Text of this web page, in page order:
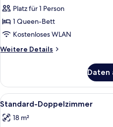
Standardzimmer,
1
Queen-
Bett
anzeigen
Platz für 1 Person
1 Queen-Bett
Kostenloses WLAN
Weitere Details
Weitere
1
Queen-
Bett
Daten
Alle
Fotos
für
6
Standard-Doppelzimmer
18 m²